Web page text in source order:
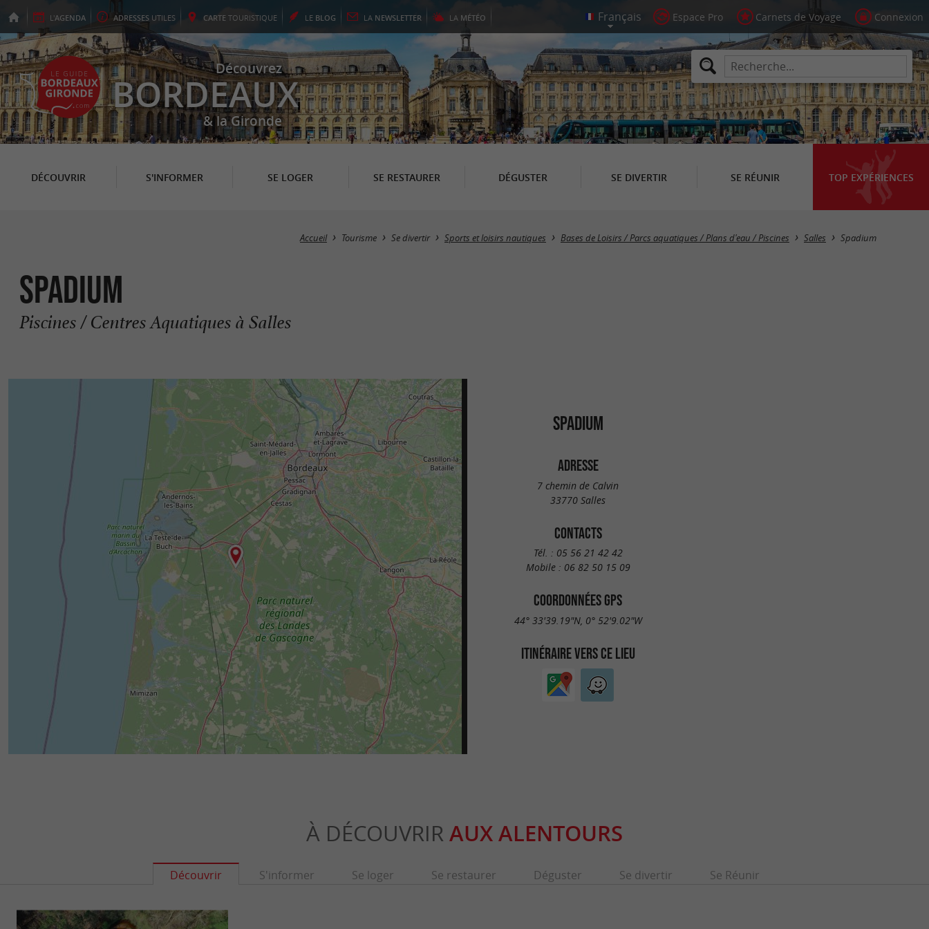
L'AGENDA ADRESSES UTILES CARTE TOURISTIQUE LE BLOG LA NEWSLETTER LA MÉTÉO Espace Pro Carnets de Voyage Connexion
Découvrez
BORDEAUX
& la Gironde
DÉCOUVRIR S'INFORMER SE LOGER SE RESTAURER DÉGUSTER SE DIVERTIR SE RÉUNIR TOP EXPÉRIENCES
Accueil Tourisme Se divertir Sports et loisirs nautiques Bases de Loisirs / Parcs aquatiques / Plans d'eau / Piscines Salles Spadium
Spadium
Piscines / Centres Aquatiques à Salles
SPADIUM
ADRESSE
7 chemin de Calvin
33770 Salles
CONTACTS
Tél. : 05 56 21 42 42
Mobile : 06 82 50 15 09
COORDONNÉES GPS
44° 33'39.19"N, 0° 52'9.02"W
ITINÉRAIRE VERS CE LIEU
À DÉCOUVRIR AUX ALENTOURS
Découvrir S'informer Se loger Se restaurer Déguster Se divertir Se Réunir